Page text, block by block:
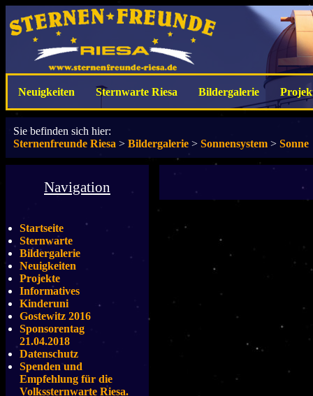
Neuigkeiten Sternwarte Riesa Bildergalerie
Sie befinden sich hier:
Sternenfreunde Riesa > Bildergalerie > Sonnensystem > Sonne
Navigation
Startseite
Sternwarte
Bildergalerie
Neuigkeiten
Projekte
Informatives
Kinderuni
Gostewitz 2016
Sponsorentag
21.04.2018
Datenschutz
Spenden und
Empfehlung für die
Volkssternwarte Riesa.